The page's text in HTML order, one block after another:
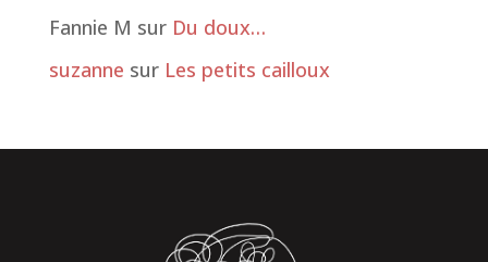
Fannie M sur Du doux…
suzanne sur Les petits cailloux